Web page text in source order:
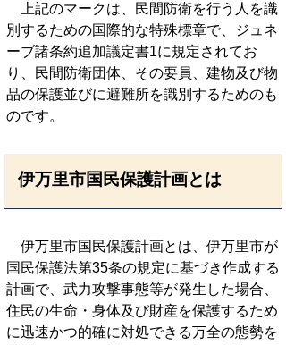
上記のマークは、民間防衛を行う人を識
別するための国際的な特殊標章で、ジュネ
ーブ諸条約追加議定書1に規定されてお
り、民間防衛団体、その要員、建物及び物
品の保護並びに避難所を識別するためのも
のです。
伊万里市国民保護計画とは
伊万里市国民保護計画とは、伊万里市が
国民保護法第35条の規定に基づき作成する
計画で、武力攻撃事態等が発生した場合、
住民の生命・身体及び財産を保護するため
に迅速かつ的確に対処できる万全の態勢を